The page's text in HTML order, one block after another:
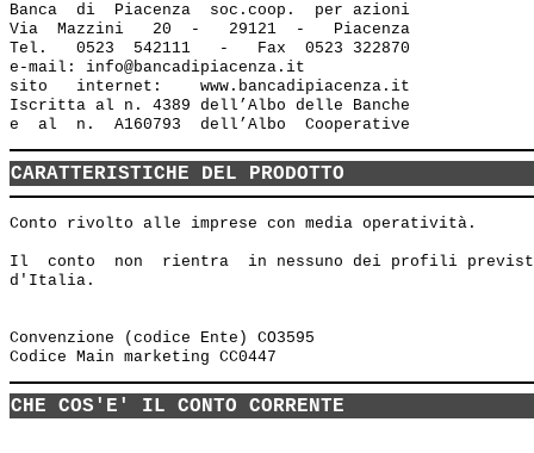
Banca  di  Piacenza  soc.coop.  per azioni
Via  Mazzini   20  -   29121  -   Piacenza
Tel.   0523  542111   -   Fax  0523 322870
e-mail: info@bancadipiacenza.it
sito   internet:    www.bancadipiacenza.it
Iscritta al n. 4389 dell’Albo delle Banche
CARATTERISTICHE DEL PRODOTTO
Conto rivolto alle imprese con media operatività.
Il  conto  non  rientra  in nessuno dei profili
d'Italia.
Convenzione (codice Ente) CO3595
CHE COS'E' IL CONTO CORRENTE